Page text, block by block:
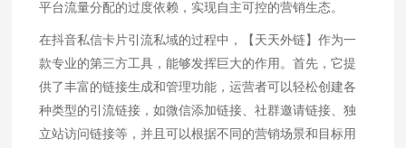
平台流量分配的过度依赖，实现自主可控的营销生态。
在抖音私信卡片引流私域的过程中，【天天外链】作为一
款专业的第三方工具，能够发挥巨大的作用。首先，它提
供了丰富的链接生成和管理功能，运营者可以轻松创建各
种类型的引流链接，如微信添加链接、社群邀请链接、独
立站访问链接等，并且可以根据不同的营销场景和目标用